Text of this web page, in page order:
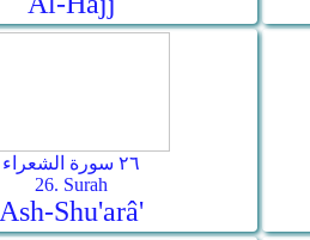
٢٦ سورة الشعراء
26. Surah
Ash-Shu'arâ'